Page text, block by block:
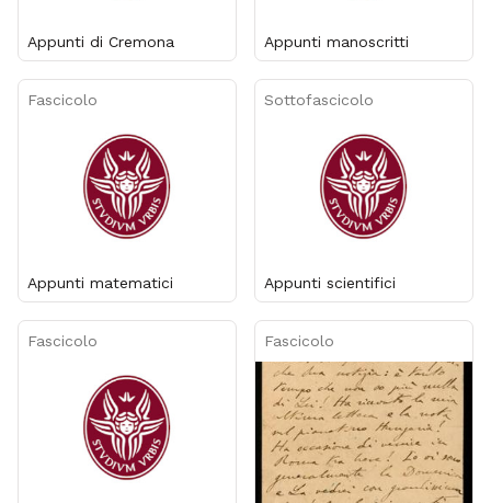
Appunti di Cremona Appunti manoscritti
Fascicolo
Appunti matematici
Sottofascicolo
Appunti scientifici
Fascicolo Fascicolo